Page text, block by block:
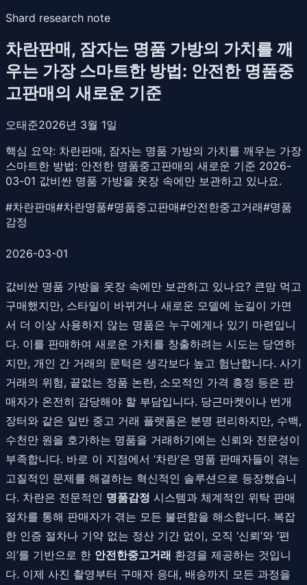
Shard research note
차란판매, 잠자는 명품 가방의 가치를 깨
우는 가장 스마트한 방법: 안전한 명품중
고판매의 새로운 기준
오태준2026년 3월 1일
핵심 요약: 차란판매, 잠자는 명품 가방의 가치를 깨우는 가장
스마트한 방법: 안전한 명품중고판매의 새로운 기준 2026-
03-01 값비싼 명품 가방을 옷장 속에만 보관하고 있나요.
#차란판매#차란명품#명품중고판매#안전한중고거래#명품
감정
2026-03-01
값비싼 명품 가방을 옷장 속에만 보관하고 있나요? 큰맘 먹고
구매했지만, 스타일이 바뀌거나 새로운 모델에 눈길이 가면
서 더 이상 사용하지 않는 명품은 누구에게나 있기 마련입니
다. 이를 판매하여 새로운 가치를 창출하려는 시도는 당연하
지만, 개인 간 거래의 문턱은 생각보다 높고 험난합니다. 사기
거래의 위험, 끝없는 정품 논란, 소모적인 가격 흥정 등은 판
매자가 온전히 감당해야 할 부담입니다. 당근마켓이나 번개
장터와 같은 일반 중고 거래 플랫폼은 분명 편리하지만, 수백,
수천만 원을 호가하는 명품을 거래하기에는 신뢰와 전문성이
부족합니다. 바로 이 지점에서 ‘차란’은 명품 판매자들이 겪는
고질적인 문제를 해결하는 혁신적인 솔루션으로 등장했습니
다. 차란은 전문적인 명품감정 시스템과 체계적인 위탁 판매
절차를 통해 판매자가 겪는 모든 불편함을 해소합니다. 복잡
한 인증 절차나 기약 없는 정산 기간 없이, 오직 ‘신뢰’와 ‘편
의’를 기반으로 한 안전한중고거래 환경을 제공하는 것입니
다. 이제 사진 촬영부터 구매자 응대, 배송까지 모든 과정을